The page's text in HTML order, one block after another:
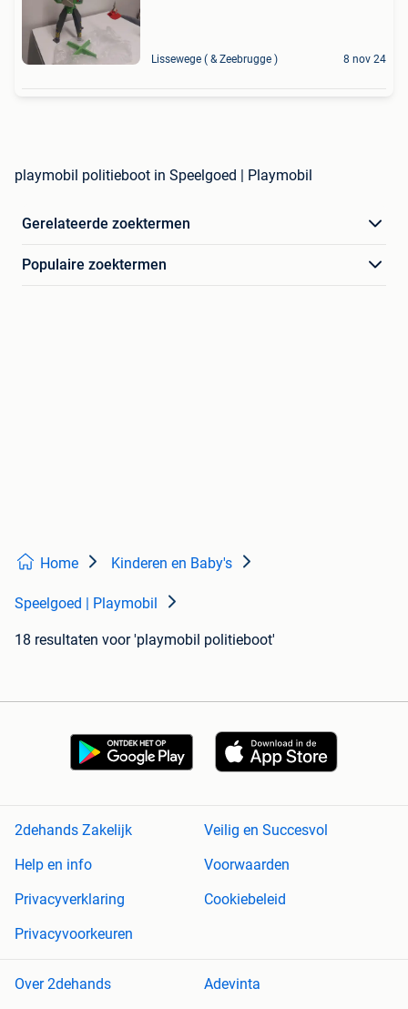
Lissewege ( & Zeebrugge ) 8 nov 24
playmobil politieboot in Speelgoed | Playmobil
Gerelateerde zoektermen
Populaire zoektermen
Home Kinderen en Baby's
Speelgoed | Playmobil
18 resultaten voor 'playmobil politieboot'
2dehands Zakelijk
Veilig en Succesvol
Help en info
Voorwaarden
Privacyverklaring
Cookiebeleid
Privacyvoorkeuren
Over 2dehands Adevinta